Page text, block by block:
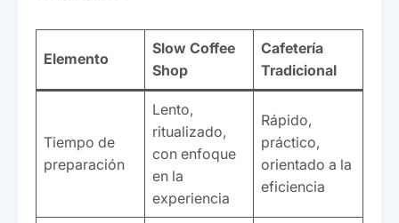
Elemento
Slow Coffee
Shop
Cafetería
Tradicional
Tiempo de
preparación
Lento,
ritualizado,
con enfoque
en la
experiencia
Rápido,
práctico,
orientado a la
eficiencia